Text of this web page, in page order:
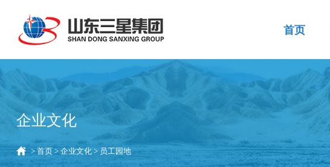
首页
企业文化
> 首页> 企业文化> 员工园地